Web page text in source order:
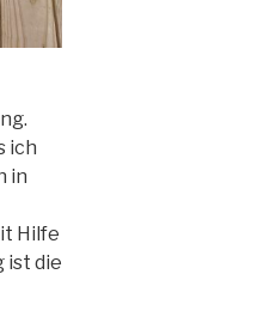
ich
in
Hilfe
ist die